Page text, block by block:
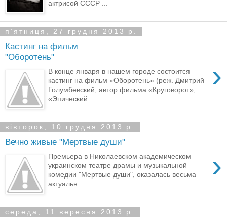
актрисой СССР ...
пʼятниця, 27 грудня 2013 р.
Кастинг на фильм
"Оборотень"
›
В конце января в нашем городе состоится
кастинг на фильм «Оборотень» (реж. Дмитрий
Голумбевский, автор фильма «Круговорот»,
«Эпический ...
вівторок, 10 грудня 2013 р.
Вечно живые "Мертвые души"
›
Премьера в Николаевском академическом
украинском театре драмы и музыкальной
комедии "Мертвые души", оказалась весьма
актуальн...
середа, 11 вересня 2013 р.